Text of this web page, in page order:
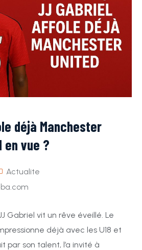
déjà Manchester
vue ?
Actualite
Gabriel vit un rêve éveillé. Le
déjà avec les U18 et
par son talent, l’a invité à